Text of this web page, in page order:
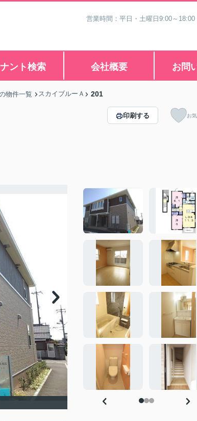
営業時間：平日・土曜日9:00～
ント検索 会社概要 お問
物件一覧 スカイブルーＡ 201
印刷する お